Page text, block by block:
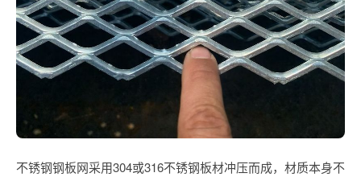
不锈钢钢板网采用304或316不锈钢板材冲压而成，材质本身不